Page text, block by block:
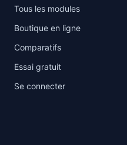
Tous les modules
Boutique en ligne
Comparatifs
Essai gratuit
Se connecter